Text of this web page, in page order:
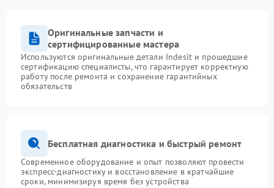
Оригинальные запчасти и
сертифицированные мастера
Используются оригинальные детали Indesit и прошедшие
сертификацию специалисты, что гарантирует корректную
работу после ремонта и сохранение гарантийных
обязательств
Бесплатная диагностика и быстрый ремонт
Современное оборудование и опыт позволяют провести
экспресс-диагностику и восстановление в кратчайшие
сроки, минимизируя время без устройства